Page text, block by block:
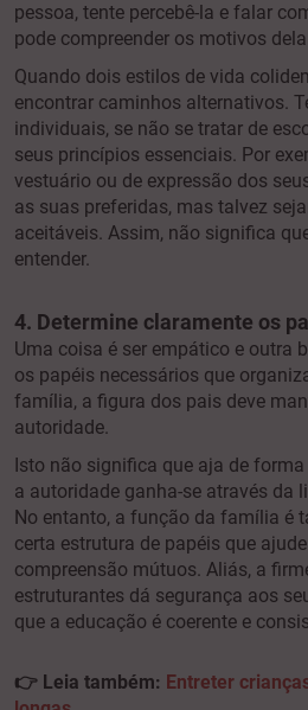
pessoa, tente percebê-la e falar
pode compreender os motivos
Quando dois estilos de vida
encontrar caminhos alternativos.
individuais, se não se tratar de
seus princípios essenciais. Por
vestuário ou de expressão dos
as suas preferidas, mas talvez
aceitáveis. Assim, não significa
entender.
4. Determine claramente os
Uma coisa é ser empático e outra
os papéis necessários que
família, a figura dos pais deve
autoridade.
Isto não significa que aja de
a autoridade ganha-se através da
No entanto, a função da família é
certa estrutura de papéis que
compreensão mútuos. Aliás, a
estruturantes dá segurança aos
que a educação é coerente e
👉 Leia também: Entreter